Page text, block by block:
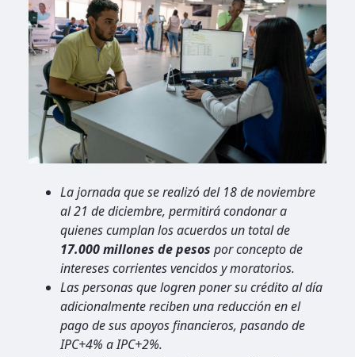
La jornada que se realizó del 18 de noviembre
al 21 de diciembre, permitirá condonar a
quienes cumplan los acuerdos un total de
17.000 millones de pesos por concepto de
intereses corrientes vencidos y moratorios.
Las personas que logren poner su crédito al día
adicionalmente reciben una reducción en el
pago de sus apoyos financieros, pasando de
IPC+4% a IPC+2%.